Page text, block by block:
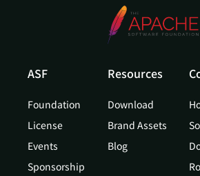
ASF
Foundation
License
Events
Sponsorship
Resources
Download
Brand Assets
Blog